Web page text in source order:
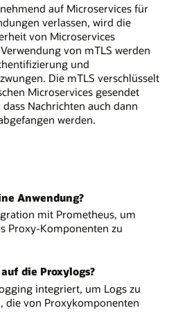
auf Microservices für
verlassen, wird die
von Microservices
von mTLS werden
und
Die mTLS verschlüsselt
Microservices gesendet
Nachrichten auch dann
werden.
Anwendung?
mit Prometheus, um
Proxy-Komponenten zu
die Proxylogs?
integriert, um Logs zu
die von Proxykomponenten